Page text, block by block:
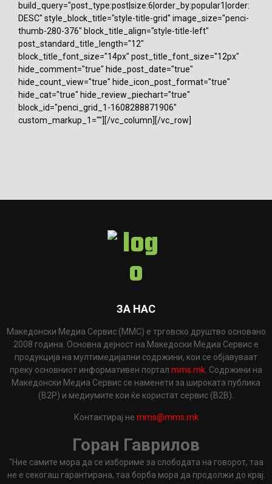
build_query="post_type:post|size:6|order_by:popular1|order:
DESC" style_block_title="style-title-grid" image_size="penci-
thumb-280-376" block_title_align="style-title-left"
post_standard_title_length="12"
block_title_font_size="14px" post_title_font_size="12px"
hide_comment="true" hide_post_date="true"
hide_count_view="true" hide_icon_post_format="true"
hide_cat="true" hide_review_piechart="true"
block_id="penci_grid_1-1608288871906"
custom_markup_1=""][/vc_column][/vc_row]
ЗА НАС
Македонски Медиа Сервис (ММС) е трговско друштво основано
2008 година. Основна дејност на Македоски Медиа Сервис е
продукција на мултимедијални содржини, кои се објавуваат
преку основниот информативен портал mms.mk . Содржини на
Македонски Медиа Сервис се наменети за широката публика
(B2P) и медиумите кои ќе користат сервис (B2B).
Контактирај не mms@mms.mk
Горан Гаврилов
"Ние самите мора да се избориме за слободата на говорот, таа
не е секогаш гарантирана, таа борба мора да продолжи до крај.